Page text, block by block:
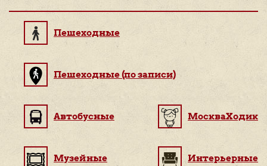
Пешеходные
Пешеходные (по записи)
Автобусные МоскваХодик
Музейные Интерьерные